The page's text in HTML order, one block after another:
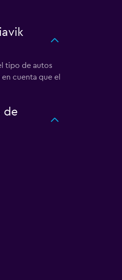
tipo de autos
cuenta que el
de